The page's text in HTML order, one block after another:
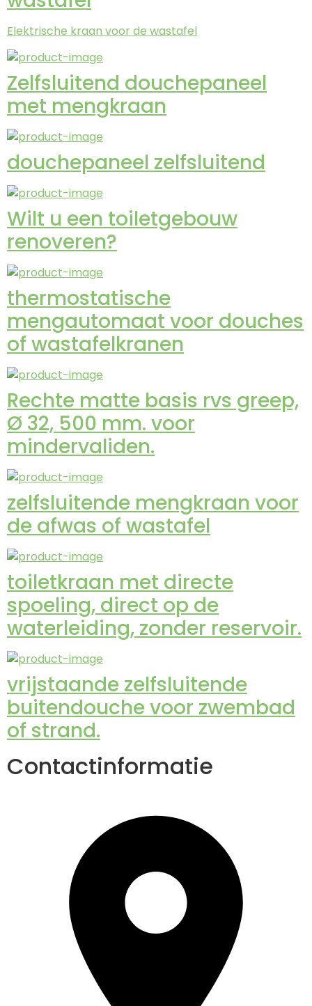
Elektrische kraan voor de wastafel
Zelfsluitend douchepaneel
met mengkraan
douchepaneel zelfsluitend
Wilt u een toiletgebouw
renoveren?
thermostatische
mengautomaat voor douches
of wastafelkranen
Rechte matte basis rvs greep,
Ø 32, 500 mm. voor
mindervaliden.
zelfsluitende mengkraan voor
de afwas of wastafel
toiletkraan met directe
spoeling, direct op de
waterleiding, zonder reservoir.
vrijstaande zelfsluitende
buitendouche voor zwembad
of strand.
Contactinformatie